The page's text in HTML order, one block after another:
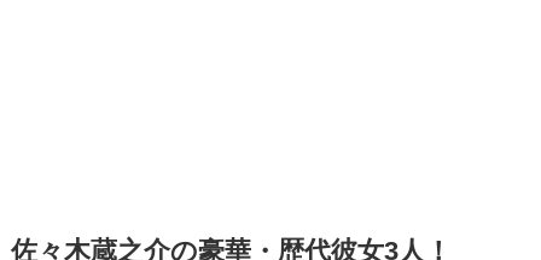
佐々木蔵之介の豪華・歴代彼女3人！